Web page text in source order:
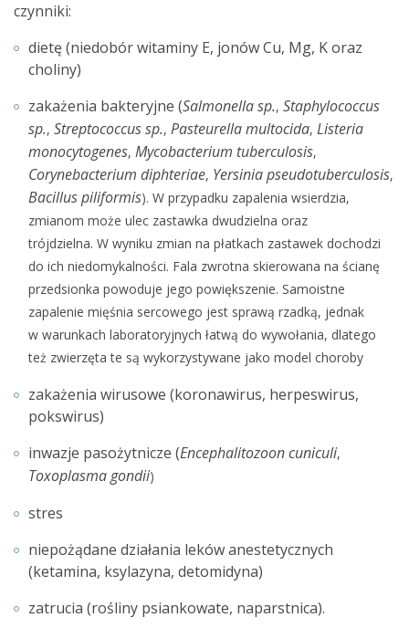
czynniki:
dietę (niedobór witaminy E, jonów Cu, Mg, K oraz
choliny)
zakażenia bakteryjne (Salmonella sp., Staphylococcus
sp., Streptococcus sp., Pasteurella multocida, Listeria
monocytogenes, Mycobacterium tuberculosis,
Corynebacterium diphteriae, Yersinia pseudotuberculosis,
Bacillus piliformis). W przypadku zapalenia wsierdzia,
zmianom może ulec zastawka dwudzielna oraz
trójdzielna. W wyniku zmian na płatkach zastawek dochodzi
do ich niedomykalności. Fala zwrotna skierowana na ścianę
przedsionka powoduje jego powiększenie. Samoistne
zapalenie mięśnia sercowego jest sprawą rzadką, jednak
w warunkach laboratoryjnych łatwą do wywołania, dlatego
też zwierzęta te są wykorzystywane jako model choroby
zakażenia wirusowe (koronawirus, herpeswirus,
pokswirus)
inwazje pasożytnicze (Encephalitozoon cuniculi,
Toxoplasma gondii)
stres
niepożądane działania leków anestetycznych
(ketamina, ksylazyna, detomidyna)
zatrucia (rośliny psiankowate, naparstnica).